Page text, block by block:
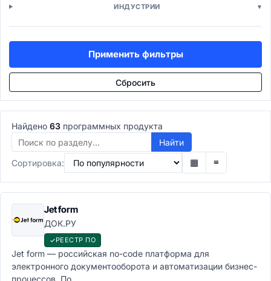
Подбор персонала (ATS)
ATS системы
Рекрутинг-платформы
Управление талантами
Обучение персонала (LMS)
LMS-системы
LXP платформы
Корпоративные университеты
E-learning авторинг
Расчёт зарплаты
Payroll системы
HR-аналитика
Проекты и задачи
Управление проектами
PMO-системы
Agile/Scrum инструменты
ИНДУСТРИИ ▾
Применить фильтры
Сбросить
Найдено 63 программных продукта
Найти
Сортировка:
▦ ≡
Jet form
ДОК.РУ
РЕЕСТР ПО
Jet form — российская no-code платформа для
электронного документооборота и автоматизации бизнес-
процессов. По...